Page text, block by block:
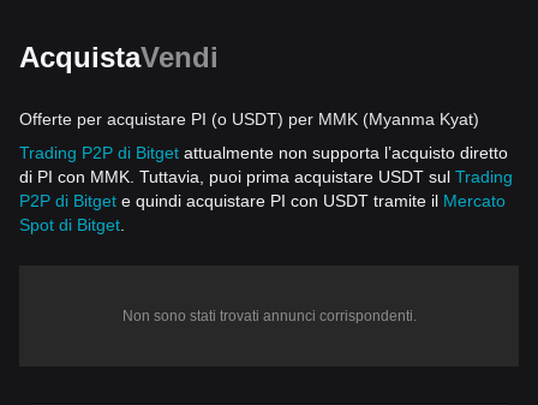
AcquistaVendi
Offerte per acquistare PI (o USDT) per MMK (Myanma Kyat)
Trading P2P di Bitget attualmente non supporta l’acquisto diretto
di PI con MMK. Tuttavia, puoi prima acquistare USDT sul Trading
P2P di Bitget e quindi acquistare PI con USDT tramite il Mercato
Spot di Bitget
Non sono stati trovati annunci corrispondenti.